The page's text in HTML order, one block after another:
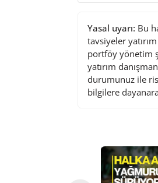
Yasal uyarı: Bu
tavsiyeler
portföy yönetim
yatırım
durumunuz ile
bilgilere